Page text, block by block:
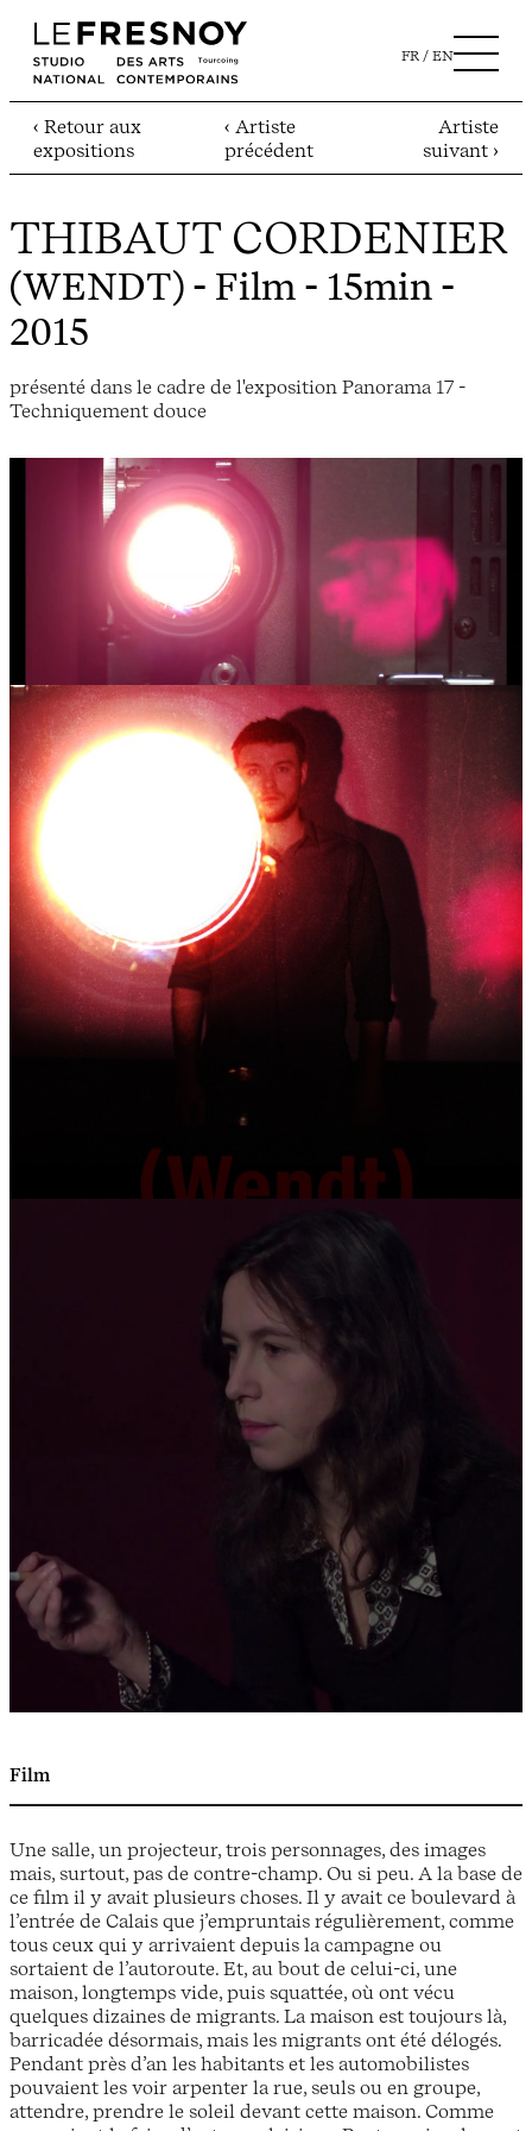
FR EN
‹ Retour aux
expositions
‹ Artiste
précédent
Artiste
suivant ›
THIBAUT CORDENIER
(WENDT) - Film - 15min -
2015
présenté dans le cadre de l'exposition Panorama 17 -
Techniquement douce
Film
Une salle, un projecteur, trois personnages, des images
mais, surtout, pas de contre-champ. Ou si peu. A la base de
ce film il y avait plusieurs choses. Il y avait ce boulevard à
l’entrée de Calais que j’empruntais régulièrement, comme
tous ceux qui y arrivaient depuis la campagne ou
sortaient de l’autoroute. Et, au bout de celui-ci, une
maison, longtemps vide, puis squattée, où ont vécu
quelques dizaines de migrants. La maison est toujours là,
barricadée désormais, mais les migrants ont été délogés.
Pendant près d’an les habitants et les automobilistes
pouvaient les voir arpenter la rue, seuls ou en groupe,
attendre, prendre le soleil devant cette maison. Comme